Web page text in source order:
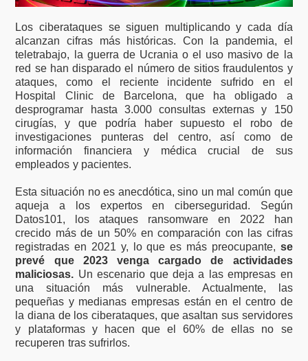
Los ciberataques se siguen multiplicando y cada día
alcanzan cifras más históricas. Con la pandemia, el
teletrabajo, la guerra de Ucrania o el uso masivo de la
red se han disparado el número de sitios fraudulentos y
ataques, como el reciente incidente sufrido en el
Hospital Clinic de Barcelona, que ha obligado a
desprogramar hasta 3.000 consultas externas y 150
cirugías, y que podría haber supuesto el robo de
investigaciones punteras del centro, así como de
información financiera y médica crucial de sus
empleados y pacientes.
Esta situación no es anecdótica, sino un mal común que
aqueja a los expertos en ciberseguridad. Según
Datos101, los ataques ransomware en 2022 han
crecido más de un 50% en comparación con las cifras
registradas en 2021 y, lo que es más preocupante, se
prevé que 2023 venga cargado de actividades
maliciosas. Un escenario que deja a las empresas en
una situación más vulnerable. Actualmente, las
pequeñas y medianas empresas están en el centro de
la diana de los ciberataques, que asaltan sus servidores
y plataformas y hacen que el 60% de ellas no se
recuperen tras sufrirlos.